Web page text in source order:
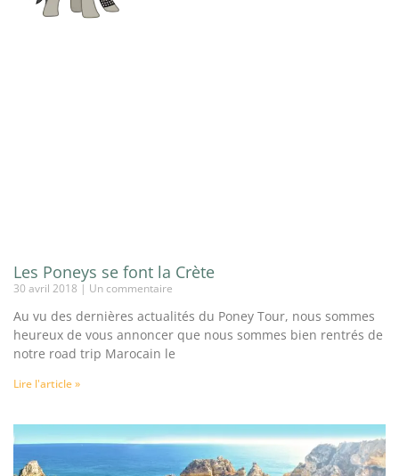
Les Poneys se font la Crète
30 avril 2018 Un commentaire
Au vu des dernières actualités du Poney Tour, nous sommes
heureux de vous annoncer que nous sommes bien rentrés de
notre road trip Marocain le
Lire l'article »